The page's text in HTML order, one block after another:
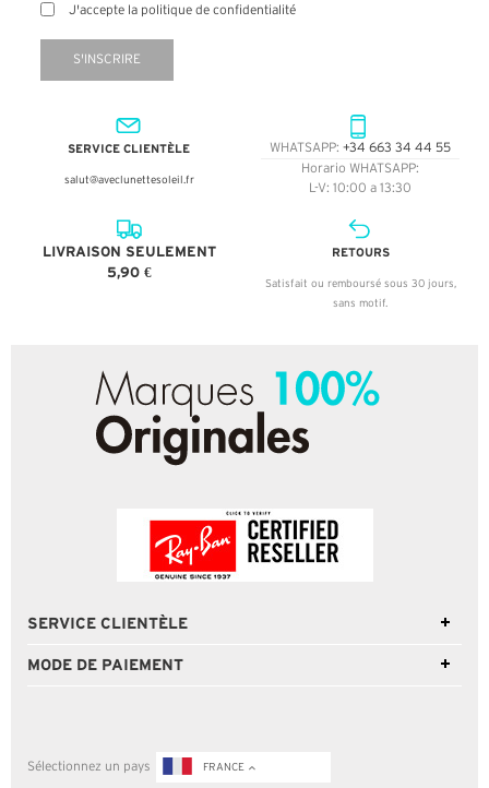
J'accepte la politique de confidentialité
S'INSCRIRE
SERVICE CLIENTÈLE
salut@aveclunettesoleil.fr
WHATSAPP: +34 663 34 44 55
Horario WHATSAPP:
L-V: 10:00 a 13:30
LIVRAISON SEULEMENT
5,90 €
RETOURS
Satisfait ou remboursé sous 30 jours,
sans motif.
SERVICE CLIENTÈLE
MODE DE PAIEMENT
Sélectionnez un pays FRANCE